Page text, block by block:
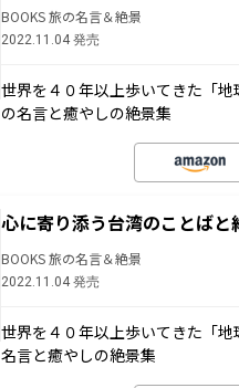
BOOKS 旅の名言＆絶景
2022.11.04 発売
世界を４０年以上歩いてきた「
の名言と癒やしの絶景集
心に寄り添う台湾のことばと
BOOKS 旅の名言＆絶景
2022.11.04 発売
世界を４０年以上歩いてきた「
名言と癒やしの絶景集